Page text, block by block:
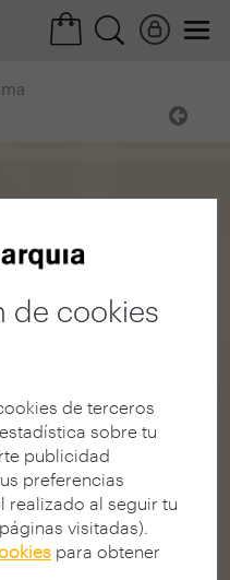
de cookies
de terceros
sobre tu
publicidad
preferencias
realizado al seguir tu
visitadas).
para obtener